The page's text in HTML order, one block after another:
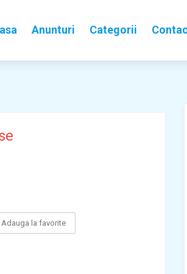
Anunturi Categorii
Adauga la favorite